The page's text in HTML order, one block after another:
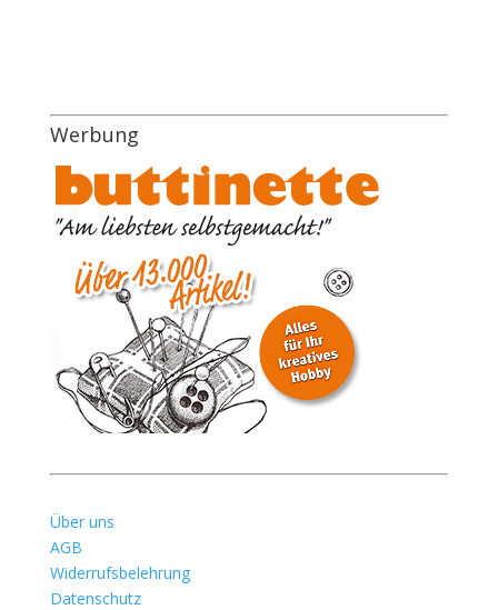
Werbung
Über uns
AGB
Widerrufsbelehrung
Datenschutz